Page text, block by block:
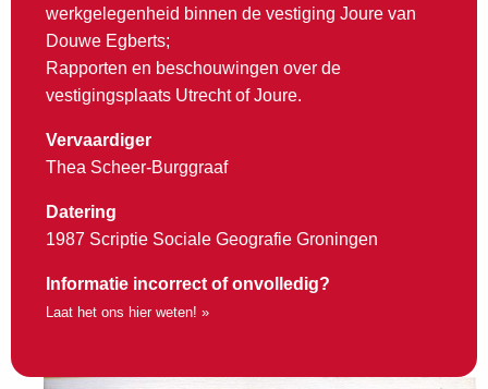
werkgelegenheid binnen de vestiging Joure van
Douwe Egberts;
Rapporten en beschouwingen over de
vestigingsplaats Utrecht of Joure.
Vervaardiger
Thea Scheer-Burggraaf
Datering
1987 Scriptie Sociale Geografie Groningen
Informatie incorrect of onvolledig?
Laat het ons hier weten! »